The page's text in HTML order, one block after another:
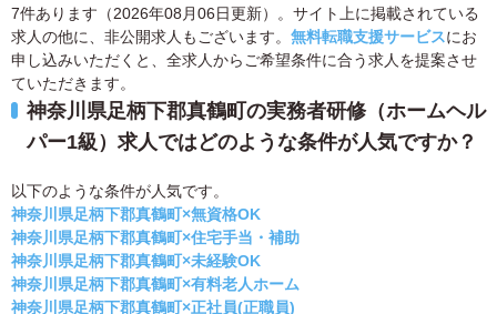
7件あります（2026年08月06日更新）。サイト上に掲載されている
求人の他に、非公開求人もございます。 無料転職支援サービスにお
申し込みいただくと、全求人からご希望条件に合う求人を提案させ
ていただきます。
神奈川県足柄下郡真鶴町の実務者研修（ホームヘル
パー1級）求人ではどのような条件が人気ですか？
以下のような条件が人気です。
神奈川県足柄下郡真鶴町×無資格OK
神奈川県足柄下郡真鶴町×住宅手当・補助
神奈川県足柄下郡真鶴町×未経験OK
神奈川県足柄下郡真鶴町×有料老人ホーム
神奈川県足柄下郡真鶴町×正社員(正職員)